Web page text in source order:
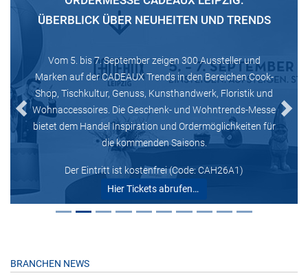
ÜBERBLICK ÜBER NEUHEITEN UND TRENDS
Vom 5. bis 7. September zeigen 300 Aussteller und
Marken auf der CADEAUX Trends in den Bereichen Cook-
Shop, Tischkultur, Genuss, Kunsthandwerk, Floristik und
Wohnaccessoires. Die Geschenk- und Wohntrends-Messe
bietet dem Handel Inspiration und Ordermöglichkeiten für
die kommenden Saisons.
Der Eintritt ist kostenfrei (Code: CAH26A1)
Hier Tickets abrufen…
Previous Next
BRANCHEN NEWS